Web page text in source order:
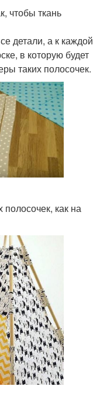
чтобы ткань
детали, а к каждой
в которую будет
таких полосочек.
как на